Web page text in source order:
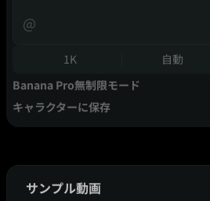
@
1K 自動
Banana Pro無制限モード
キャラクターに保存
サンプル動画